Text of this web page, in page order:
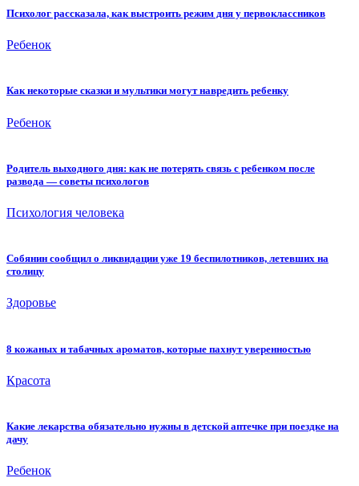
Психолог рассказала, как выстроить режим дня у первоклассников
Ребенок
Как некоторые сказки и мультики могут навредить ребенку
Ребенок
Родитель выходного дня: как не потерять связь с ребенком после
развода — советы психологов
Психология человека
Собянин сообщил о ликвидации уже 19 беспилотников, летевших на
столицу
Здоровье
8 кожаных и табачных ароматов, которые пахнут уверенностью
Красота
Какие лекарства обязательно нужны в детской аптечке при поездке на
дачу
Ребенок